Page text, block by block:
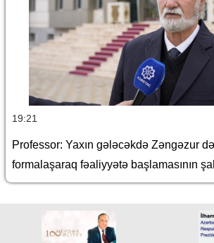
19:21
Professor: Yaxın gələcəkdə Zəngəzur
formalaşaraq fəaliyyətə başlamasının